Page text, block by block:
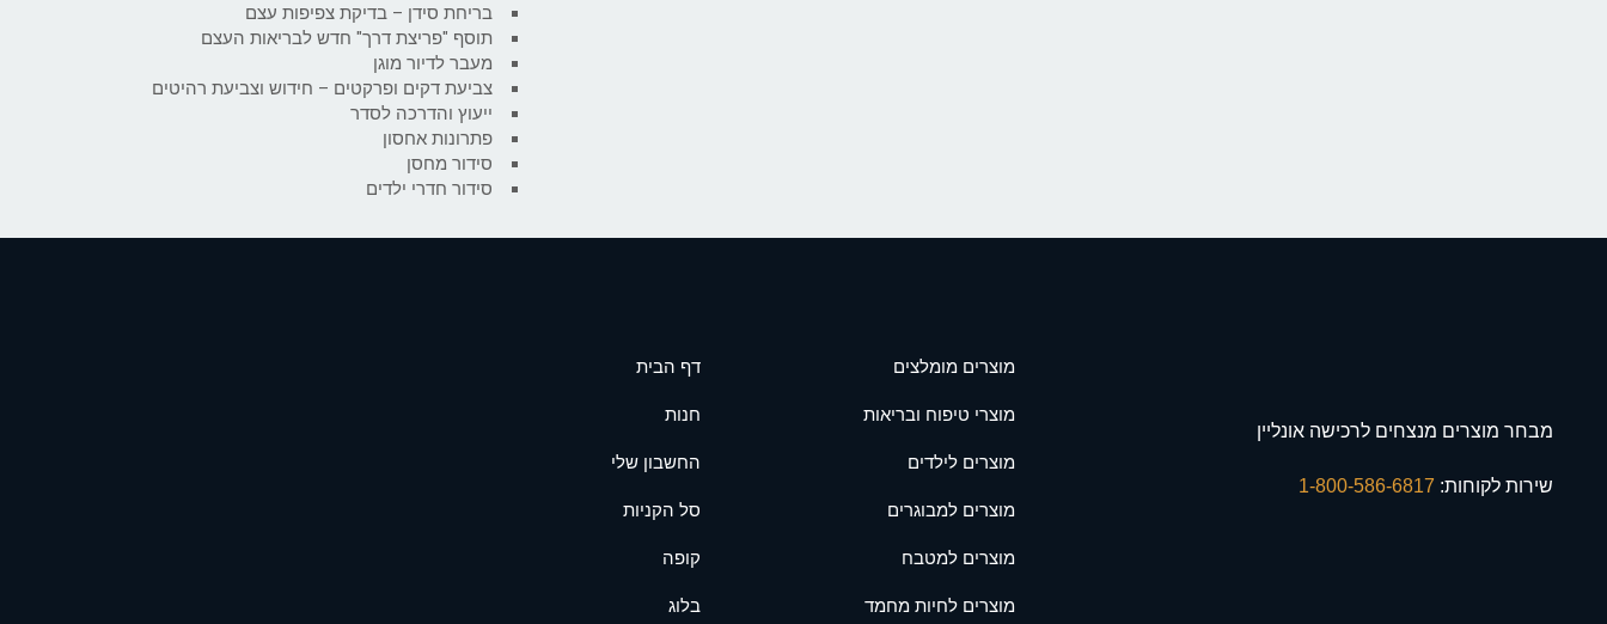
בריחת סידן – בדיקת צפיפות עצם
תוסף "פריצת דרך" חדש לבריאות העצם
מעבר לדיור מוגן
צביעת דקים ופרקטים – חידוש וצביעת רהיטים
ייעוץ והדרכה לסדר
פתרונות אחסון
סידור מחסן
סידור חדרי ילדים
מבחר מוצרים מנצחים לרכישה אונליין
שירות לקוחות:
מוצרים מומלצים
מוצרי טיפוח ובריאות
מוצרים לילדים
מוצרים למבוגרים
מוצרים למטבח
מוצרים לחיות מחמד
דף הבית
חנות
החשבון שלי
סל הקניות
קופה
בלוג